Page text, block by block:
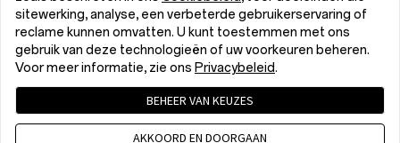
Lifestyle
Contact
Probleemoplossingen
Toegankelijkheid
OnePlus Store App
Gebruikersovereenkomst
de Verkoopsvoorwaarden gelezen en ga hiermee akkoord
sitewerking, analyse, een verbeterde gebruikerservaring of
reclame kunnen omvatten. U kunt toestemmen met ons
gebruik van deze technologieën of uw voorkeuren beheren.
Voor meer informatie, zie ons Privacybeleid.
BEHEER VAN KEUZES
AKKOORD EN DOORGAAN